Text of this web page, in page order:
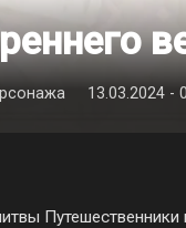
13.03.2024 -
Путешественники